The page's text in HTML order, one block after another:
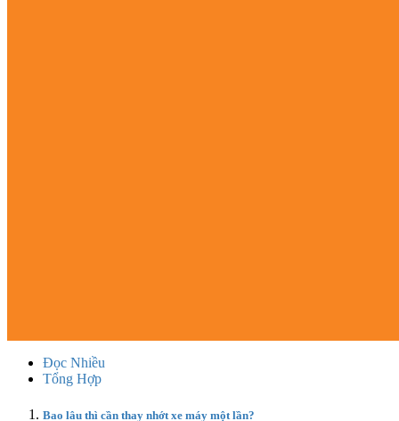
Đọc Nhiều
Tổng Hợp
Bao lâu thì cần thay nhớt xe máy một lần?